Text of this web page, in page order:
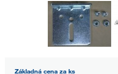
Základná cena za ks